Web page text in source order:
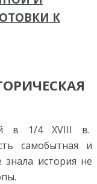
К
в 1/4 XVIII в.
самобытная и
знала история не